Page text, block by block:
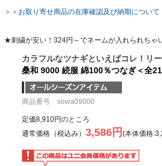
＞＞お取り寄せ商品の在庫確認及び納期について
★刺繍が安い！324円～でネームが入れられちゃ
カラフルなツナギといえばコレ！リ
桑和 9000 続服 綿100％つなぎ＜全
商品番号 sowa09000
定価8,910円のところ
通常価格（税込み） 3,586円 (本体価格